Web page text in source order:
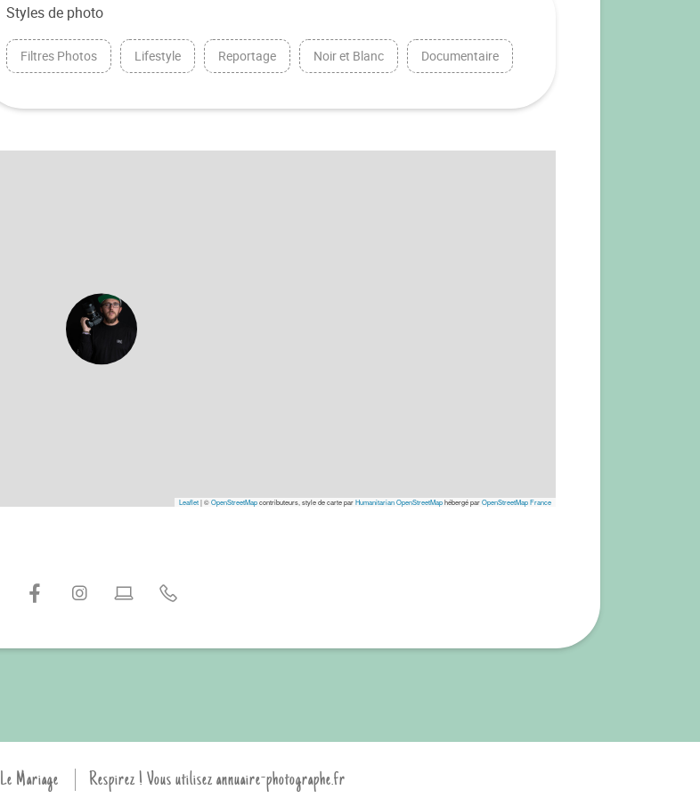
Styles de photo
Filtres Photos Lifestyle Reportage Noir et Blanc Documentaire
Leaflet|©OpenStreetMapcontributeurs, style de carte parHumanitarian OpenStreetMaphébergé parOpenStreetMap France
Le Mariage Respirez ! Vous utilisez annuaire-photographe.fr